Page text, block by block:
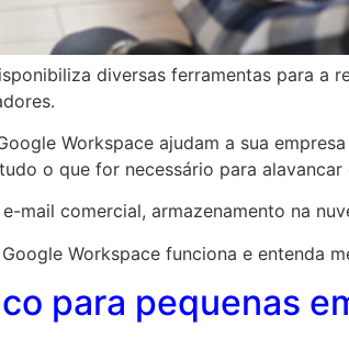
diversas ferramentas para a
Workspace ajudam a sua
o que for necessário para alavancar
mail comercial, armazenamento na
Workspace funciona e entenda
para pequenas